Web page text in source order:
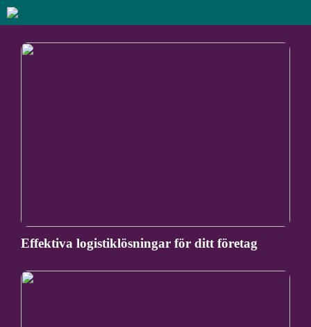
Effektiva logistiklösningar för ditt företag